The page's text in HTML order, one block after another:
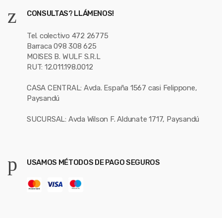
CONSULTAS? LLÁMENOS!
Tel. colectivo 472 26775
Barraca 098 308 625
MOISES B. WULF S.R.L
RUT: 12.011.198.0012
CASA CENTRAL: Avda. España 1567 casi Felippone,
Paysandú
SUCURSAL: Avda Wilson F. Aldunate 1717, Paysandú
USAMOS MÉTODOS DE PAGO SEGUROS